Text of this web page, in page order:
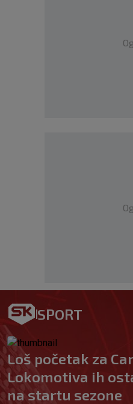
SPORT
Loš početak za
Lokomotiva ih
na startu sezone